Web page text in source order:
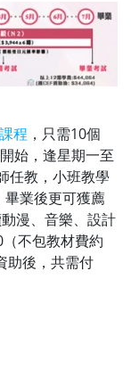
程 ，只需10個
始，逢星期一至
任教，小班教學
業後更可獲薦
動漫、音樂、設計
不包教材費約
助後，共需付